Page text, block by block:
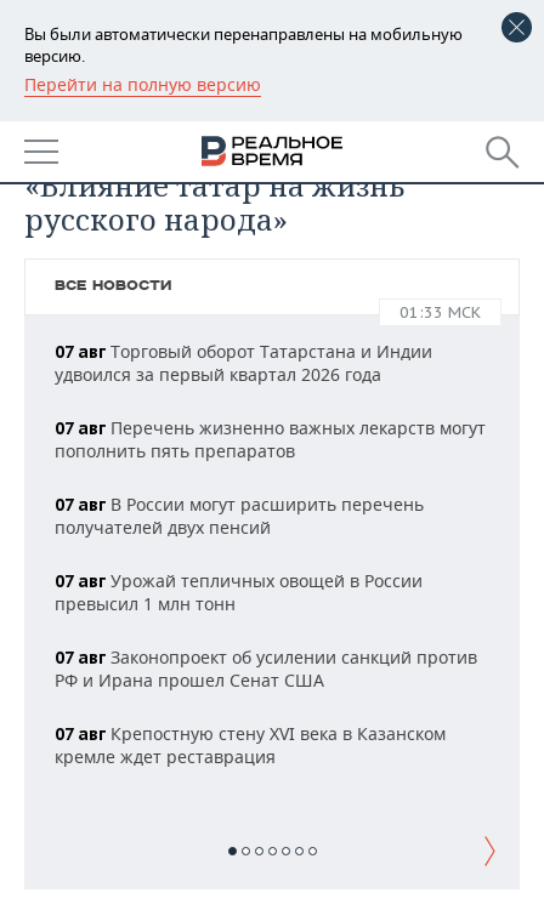
Вы были автоматически перенаправлены на мобильную
версию.
Перейти на полную версию
РЕГИОНЫ
БАШКОРТОСТАН
ТАТАРСТАН
НОВОСТИ
АНАЛИТИКА
КОРОЛИ ГОСЗАКАЗА ПФО
ВУЗЫ ТАТАРСТАНА
ТОРГОВЫЕ ЦЕНТРЫ
ТАТАРСТАНА
ФИНАНСЫ
БАНКИ
ИНВЕСТИЦИИ
НОВОСТИ
ПРОМЫШЛЕННОСТИ
АГРОПРОМ
МАШИНОСТРОЕНИЕ
НЕФТЬ
ОПК
НЕДВИЖИМОСТЬ
НОВОСТИ НЕДВИЖИМОСТИ
АВТО
НОВОСТИ БИЗНЕСА
РОЗНИЧНАЯ ТОРГОВЛЯ
ТЕХНОЛОГИИ
НОВОСТИ ТЕХНОЛОГИЙ
ТЕЛЕКОММУНИКАЦИИ
МЕРОПРИЯТИЯ
НОВОСТИ МЕРОПРИЯТИЙ
БИЗНЕС-БРАНЧИ
СПОРТ
ФУТБОЛ
НОВОСТИ ОБЩЕСТВА
ФОТОГАЛЕРЕЯ
«Влияние татар на жизнь
русского народа»
ВСЕ НОВОСТИ
01:33 МСК
07 авг Торговый оборот Татарстана и Индии
удвоился за первый квартал 2026 года
07 авг Перечень жизненно важных лекарств могут
пополнить пять препаратов
07 авг В России могут расширить перечень
получателей двух пенсий
07 авг Урожай тепличных овощей в России
превысил 1 млн тонн
07 авг Законопроект об усилении санкций против
РФ и Ирана прошел Сенат США
07 авг Крепостную стену XVI века в Казанском
кремле ждет реставрация